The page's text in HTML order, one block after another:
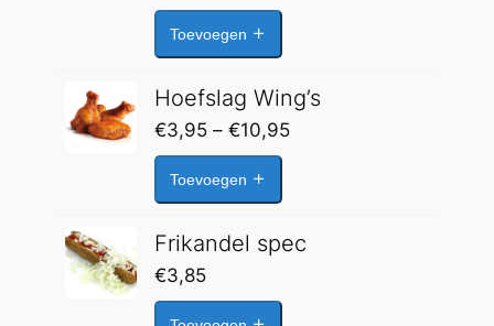
€3,30
Toevoegen
Hoefslag Wing’s
€3,95 – €10,95Prijsklasse:
Toevoegen
Frikandel spec
€3,85